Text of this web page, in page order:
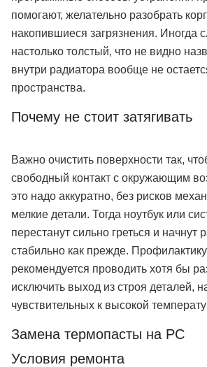
помогают, желательно разобрать
накопившиеся загрязнения. Иногда
настолько толстый, что не видно
внутри радиатора вообще не
пространства.
Почему не стоит затягивать
Важно очистить поверхности так,
свободный контакт с окружающим
это надо аккуратно, без рисков
мелкие детали. Тогда ноутбук или
перестанут сильно греться и начнут
стабильно как прежде.
рекомендуется проводить хотя бы
исключить выход из строя деталей,
чувствительных к высокой
Замена термопасты на PC
Условия ремонта